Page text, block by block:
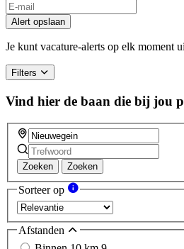
Alert opslaan
Je kunt vacature-alerts op elk moment
Filters
Vind hier de baan die bij jou
Zoeken Zoeken
Sorteer op
Afstanden